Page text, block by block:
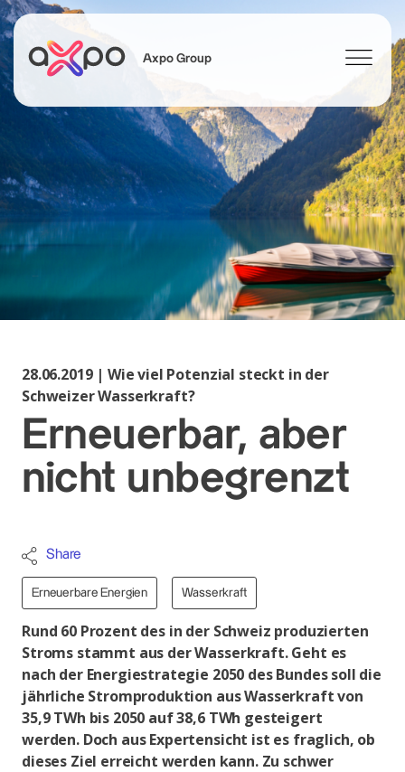
Axpo Group
28.06.2019 | Wie viel Potenzial steckt in der
Schweizer Wasserkraft?
Erneuerbar, aber
nicht unbegrenzt
Share
Erneuerbare Energien Wasserkraft
Rund 60 Prozent des in der Schweiz produzierten
Stroms stammt aus der Wasserkraft. Geht es
nach der Energiestrategie 2050 des Bundes soll die
jährliche Stromproduktion aus Wasserkraft von
35,9 TWh bis 2050 auf 38,6 TWh gesteigert
werden. Doch aus Expertensicht ist es fraglich, ob
dieses Ziel erreicht werden kann. Zu schwer